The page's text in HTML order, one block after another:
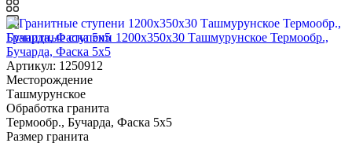
Гранитные ступени 1200x350x30 Ташмурунское Термообр.,
Бучарда, Фаска 5x5
Артикул: 1250912
Месторождение
Ташмурунское
Обработка гранита
Термообр., Бучарда, Фаска 5x5
Размер гранита